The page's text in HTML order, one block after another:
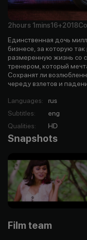
2hours 1mins16+2018
Единственная дочь
бизнесе, за которую
размеренную жизнь со
тренером, который
Сохранят ли
череду взлетов и
Languages:
rus
Subtitles:
eng
Qualities: HD
Snapshots
Film team